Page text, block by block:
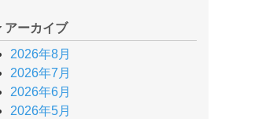
アーカイブ
2026年8月
2026年7月
2026年6月
2026年5月